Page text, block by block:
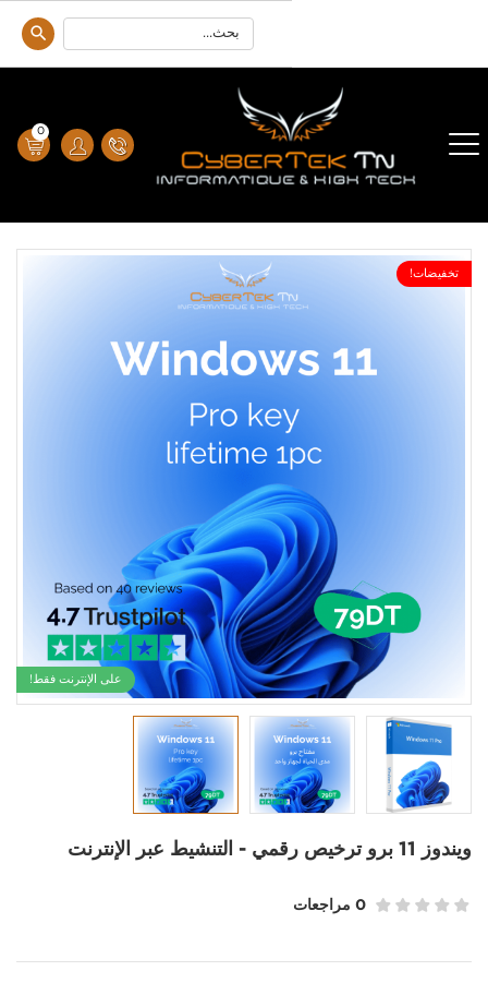
0
على الإنترنت فقط!
تخفيضات!
ويندوز 11 برو ترخيص رقمي - التنشيط عبر الإنترنت
0 مراجعات